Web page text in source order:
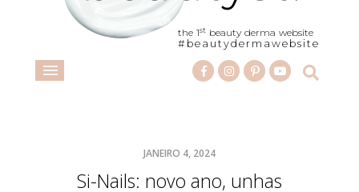
the 1st beauty derma website
#beautydermawebsite
JANEIRO 4, 2024
Si-Nails: novo ano, unhas